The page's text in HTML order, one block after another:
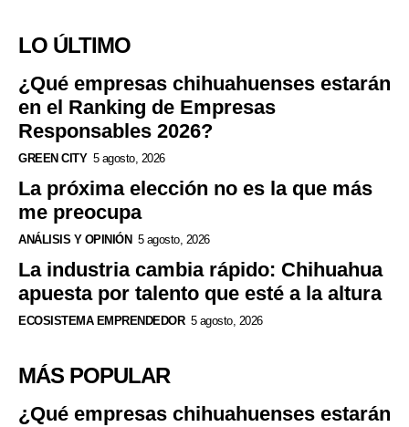
LO ÚLTIMO
¿Qué empresas chihuahuenses estarán
en el Ranking de Empresas
Responsables 2026?
GREEN CITY 5 agosto, 2026
La próxima elección no es la que más
me preocupa
ANÁLISIS Y OPINIÓN 5 agosto, 2026
La industria cambia rápido: Chihuahua
apuesta por talento que esté a la altura
ECOSISTEMA EMPRENDEDOR 5 agosto, 2026
MÁS POPULAR
¿Qué empresas chihuahuenses estarán